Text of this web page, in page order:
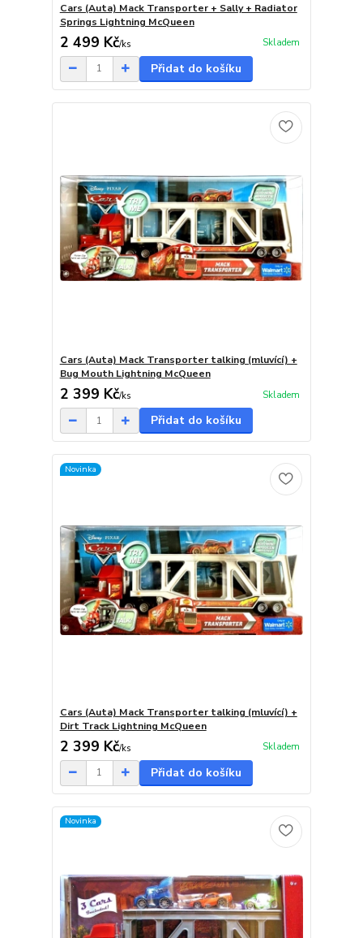
Cars (Auta) Mack Transporter + Sally + Radiator
Springs Lightning McQueen
2 499 Kč/ks Skladem
Přidat do košíku
Cars (Auta) Mack Transporter talking (mluvící) +
Bug Mouth Lightning McQueen
2 399 Kč/ks Skladem
Přidat do košíku
Novinka
Cars (Auta) Mack Transporter talking (mluvící) +
Dirt Track Lightning McQueen
2 399 Kč/ks Skladem
Přidat do košíku
Novinka